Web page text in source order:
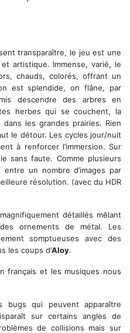
transparaître, le jeu est une
artistique. Immense, varié, le
chauds, colorés, offrant un
est splendide, on flâne, par
descendre des arbres en
herbes qui se couchent, la
les grandes prairies. Rien
le détour. Les cycles jour/nuit
à renforcer l’immersion. Sur
sans faute. Comme plusieurs
un nombre d’images par
résolution. (avec du HDR
détaillés mêlant
ornements de métal. Les
somptueuses avec des
les coups d’Aloy.
français et les musiques nous
bugs qui peuvent apparaître
sur certains angles de
de collisions mais sur